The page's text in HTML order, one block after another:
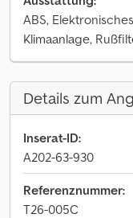
ABS,
Klimaanlage,
Details zum
Inserat-ID:
A202-63-930
Referenznummer:
T26-005C